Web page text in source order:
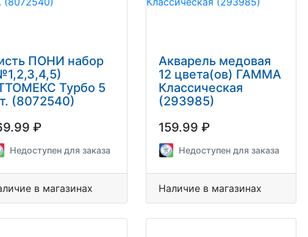
ПОНИ набор
Турбо 5
(8072540)
₽
Недоступен для заказа
в магазинах
Акварель медовая
12 цвета(ов) ГАММА
Классическая
(293985)
159.99 ₽
Недоступен для заказа
Наличие в магазинах